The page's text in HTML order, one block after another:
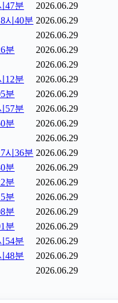
47분
2026.06.29
시40분 2026.06.29
2026.06.29
분
2026.06.29
2026.06.29
12분
2026.06.29
분
2026.06.29
57분
2026.06.29
분
2026.06.29
2026.06.29
시36분 2026.06.29
분
2026.06.29
분
2026.06.29
분
2026.06.29
분
2026.06.29
분
2026.06.29
54분
2026.06.29
48분
2026.06.29
2026.06.29